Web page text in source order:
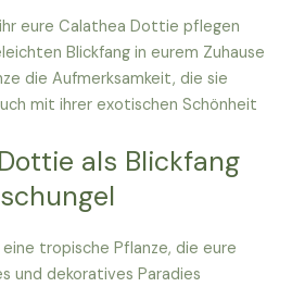
eure Calathea Dottie pflegen
Blickfang in eurem Zuhause
die Aufmerksamkeit, die sie
mit ihrer exotischen Schönheit
als Blickfang
tropische Pflanze, die eure
und dekoratives Paradies